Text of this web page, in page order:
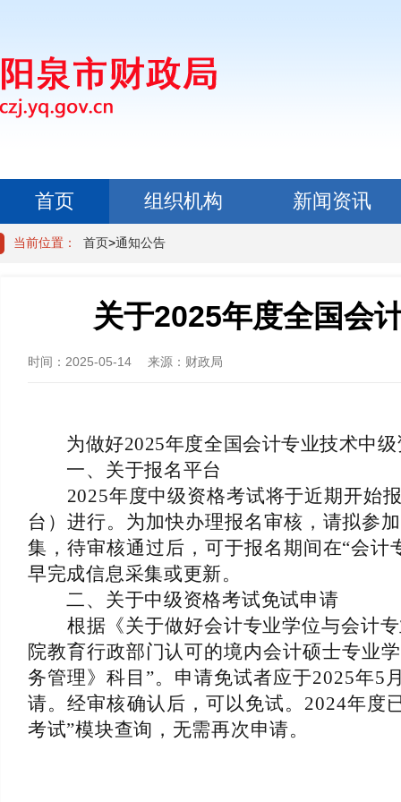
首页 组织机构
新闻资讯
政民互动
当前位置： 首页>通知公告
关于2025年度全国会
时间： 2025-05-14 来源： 财政局
为做好2025年度全国会计专业技术中级
一、关于报名平台
2025年度中级资格考试将于近期开始报
台）进行。为加快办理报名审核，请拟参
集，待审核通过后，可于报名期间在“会
早完成信息采集或更新。
二、关于中级资格考试免试申请
根据《关于做好会计专业学位与会计专
院教育行政部门认可的境内会计硕士专业
务管理》科目”。申请免试者应于2025年5
请。经审核确认后，可以免试。2024年度
考试”模块查询，无需再次申请。